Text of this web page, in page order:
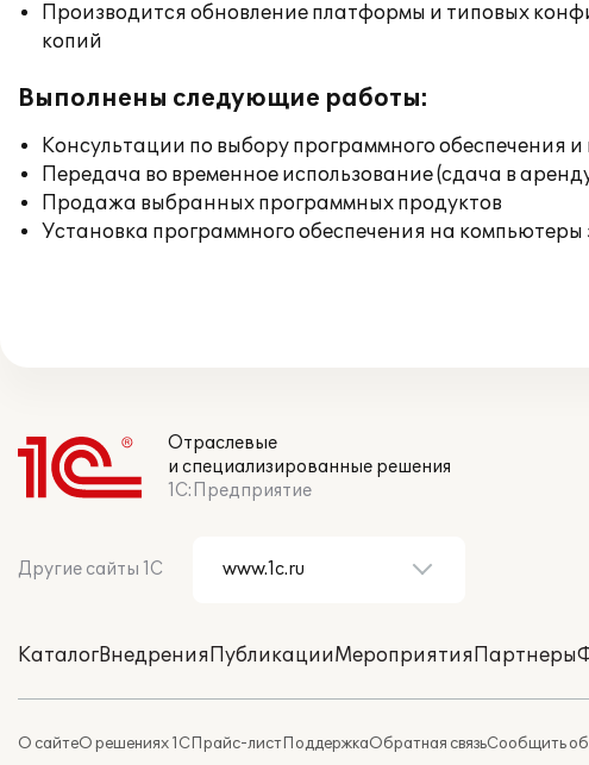
Производится обновление платформы и типовых
копий
Выполнены следующие работы:
Консультации по выбору программного обеспечения
Передача во временное использование (сдача в
Продажа выбранных программных продуктов
Установка программного обеспечения на компьютеры
Отраслевые
и специализированные решения
1С:Предприятие
Другие сайты 1С
КаталогВнедренияПубликацииМероприятияПартнеры
О сайтеО решениях 1СПрайс-листПоддержкаОбратная связьСообщить